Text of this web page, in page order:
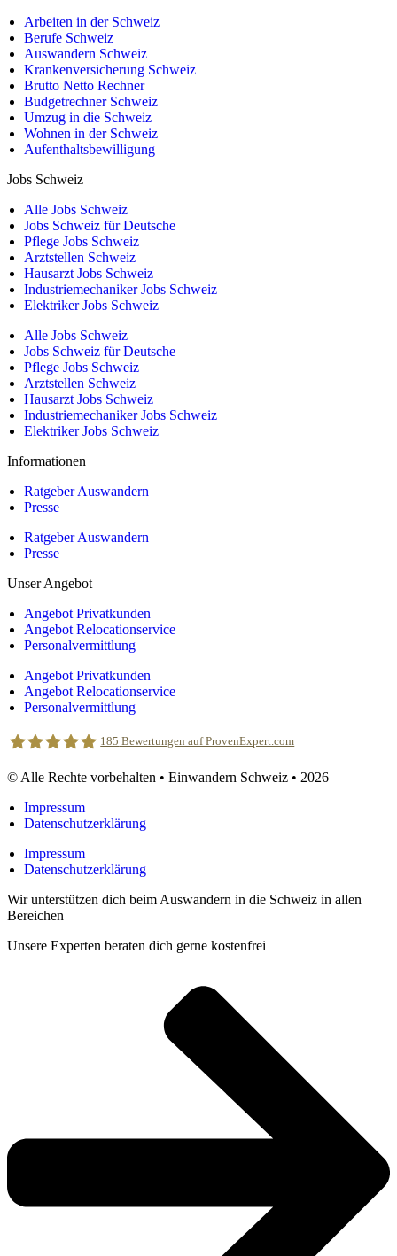
Arbeiten in der Schweiz
Berufe Schweiz
Auswandern Schweiz
Krankenversicherung Schweiz
Brutto Netto Rechner
Budgetrechner Schweiz
Umzug in die Schweiz
Wohnen in der Schweiz
Aufenthaltsbewilligung
Jobs Schweiz
Alle Jobs Schweiz
Jobs Schweiz für Deutsche
Pflege Jobs Schweiz
Arztstellen Schweiz
Hausarzt Jobs Schweiz
Industriemechaniker Jobs Schweiz
Elektriker Jobs Schweiz
Alle Jobs Schweiz
Jobs Schweiz für Deutsche
Pflege Jobs Schweiz
Arztstellen Schweiz
Hausarzt Jobs Schweiz
Industriemechaniker Jobs Schweiz
Elektriker Jobs Schweiz
Informationen
Ratgeber Auswandern
Presse
Ratgeber Auswandern
Presse
Unser Angebot
Angebot Privatkunden
Angebot Relocationservice
Personalvermittlung
Angebot Privatkunden
Angebot Relocationservice
Personalvermittlung
185 Bewertungen auf ProvenExpert.com
© Alle Rechte vorbehalten • Einwandern Schweiz • 2026
Impressum
Datenschutzerklärung
Impressum
Datenschutzerklärung
Wir unterstützen dich beim Auswandern in die Schweiz in allen
Bereichen
Unsere Experten beraten dich gerne kostenfrei